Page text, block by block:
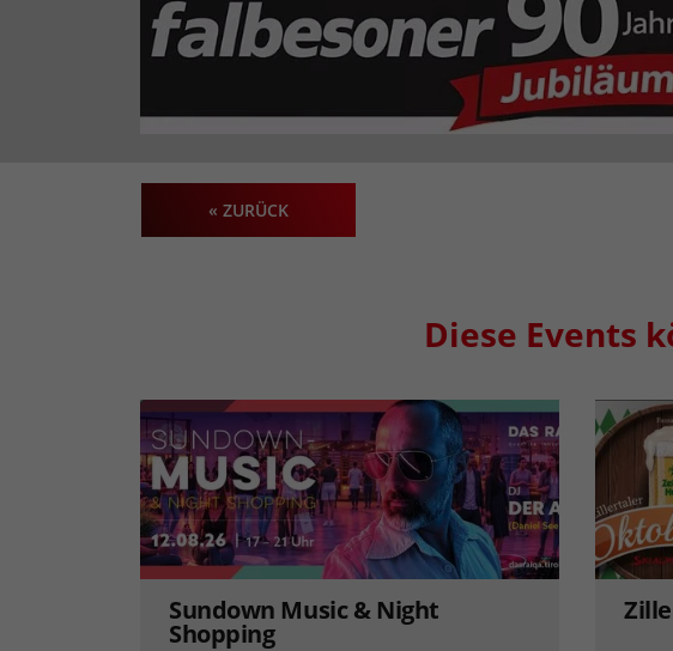
« ZURÜCK
Diese Events
Sundown Music & Night
Shopping